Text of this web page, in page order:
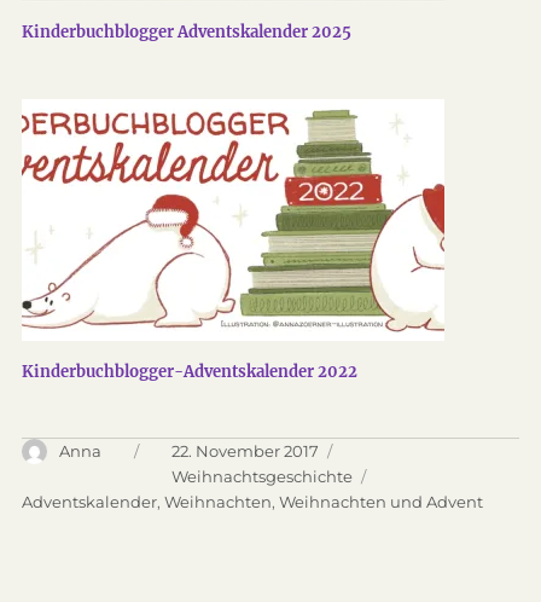
Kinderbuchblogger Adventskalender 2025
Kinderbuchblogger-Adventskalender 2022
Autor
Anna
Veröffentlicht
am
22. November 2017
Kategorien
Weihnachtsgeschichte
Schlagwörter
Adventskalender, Weihnachten, Weihnachten und Advent